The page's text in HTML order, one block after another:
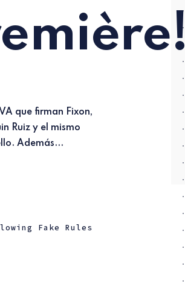
Además...
Fake Rules